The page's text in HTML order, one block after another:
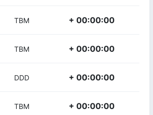
TBM + 00:00:00
TBM + 00:00:00
DDD + 00:00:00
TBM + 00:00:00